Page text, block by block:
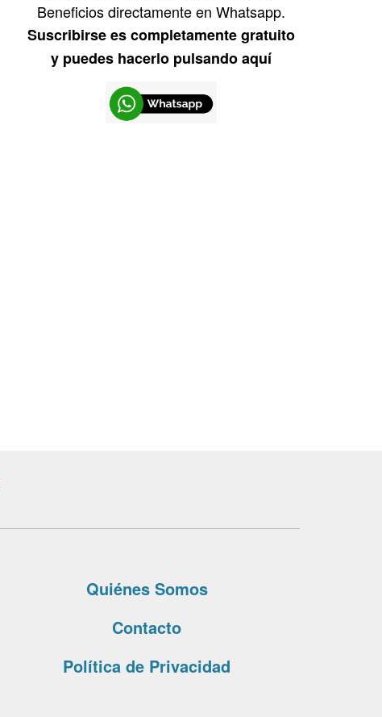
Beneficios directamente en Whatsapp.
Suscribirse es completamente gratuito
y puedes hacerlo pulsando aquí
Quiénes Somos
Contacto
Política de Privacidad